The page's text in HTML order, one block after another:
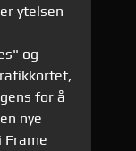
ytelsen
og
for å
nye
Frame